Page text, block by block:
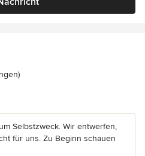
4.9 von 5 Sternen
Selbstzweck. Wir entwerfen,
für uns. Zu Beginn schauen